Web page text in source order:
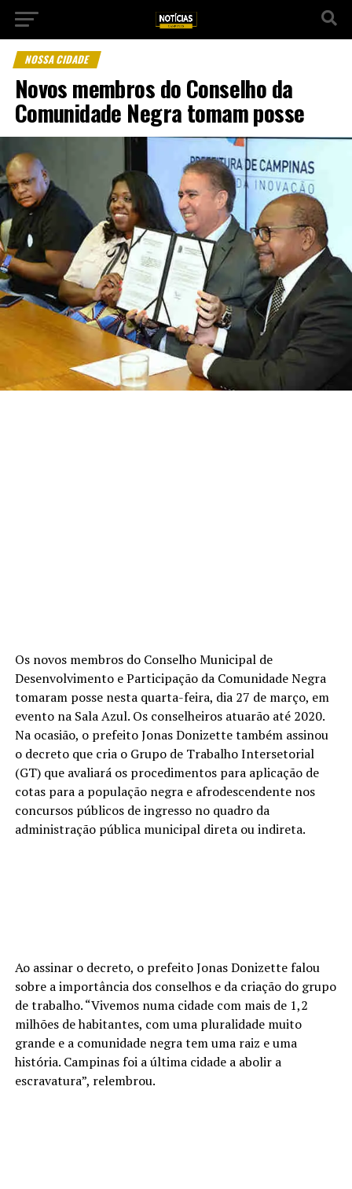
NOSSA CIDADE
Novos membros do Conselho da
Comunidade Negra tomam posse
Os novos membros do Conselho Municipal de
Desenvolvimento e Participação da Comunidade Negra
tomaram posse nesta quarta-feira, dia 27 de março, em
evento na Sala Azul. Os conselheiros atuarão até 2020.
Na ocasião, o prefeito Jonas Donizette também assinou
o decreto que cria o Grupo de Trabalho Intersetorial
(GT) que avaliará os procedimentos para aplicação de
cotas para a população negra e afrodescendente nos
concursos públicos de ingresso no quadro da
administração pública municipal direta ou indireta.
Ao assinar o decreto, o prefeito Jonas Donizette falou
sobre a importância dos conselhos e da criação do grupo
de trabalho. “Vivemos numa cidade com mais de 1,2
milhões de habitantes, com uma pluralidade muito
grande e a comunidade negra tem uma raiz e uma
história. Campinas foi a última cidade a abolir a
escravatura”, relembrou.